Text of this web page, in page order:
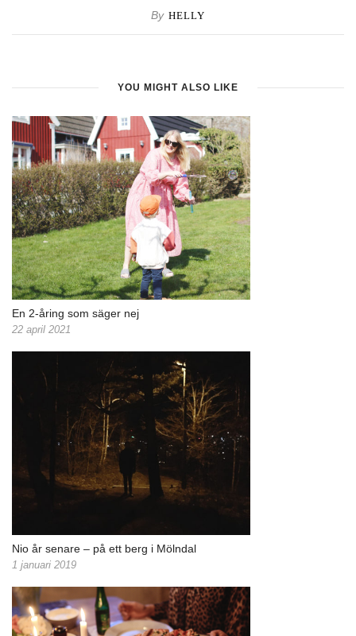
By HELLY
YOU MIGHT ALSO LIKE
En 2-åring som säger nej
22 april 2021
Nio år senare – på ett berg i Mölndal
1 januari 2019